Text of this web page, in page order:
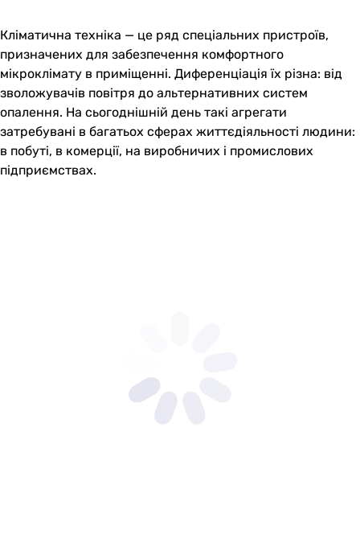
Кліматична техніка — це ряд спеціальних пристроїв,
призначених для забезпечення комфортного
мікроклімату в приміщенні. Диференціація їх різна: від
зволожувачів повітря до альтернативних систем
опалення. На сьогоднішній день такі агрегати
затребувані в багатьох сферах життєдіяльності людини:
в побуті, в комерції, на виробничих і промислових
підприємствах.